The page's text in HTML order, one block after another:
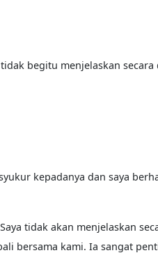
begitu menjelaskan secara
kepadanya dan saya
tidak akan menjelaskan
bersama kami. Ia sangat